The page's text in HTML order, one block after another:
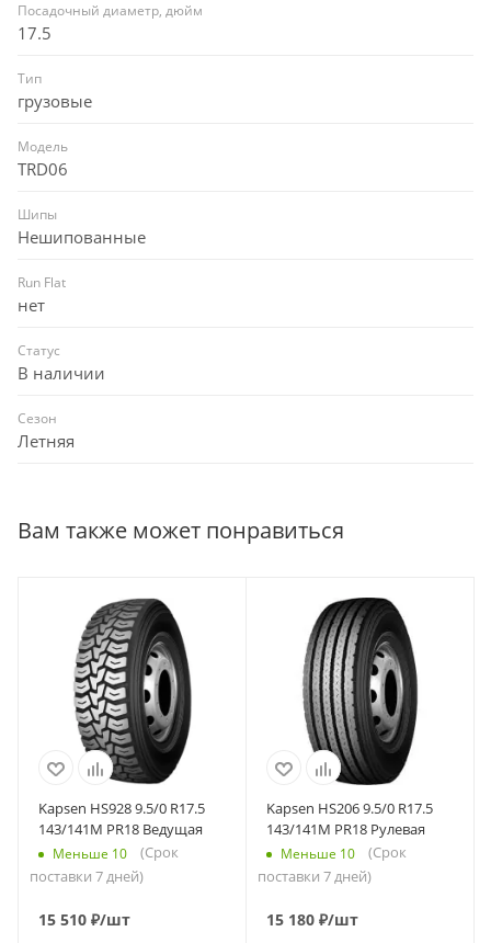
Посадочный диаметр, дюйм
17.5
Тип
грузовые
Модель
TRD06
Шипы
Нешипованные
Run Flat
нет
Статус
В наличии
Сезон
Летняя
Вам также может понравиться
Kapsen HS928 9.5/0 R17.5
143/141M PR18 Ведущая
Меньше 10
(Срок
поставки 7 дней)
15 510 ₽/шт
Kapsen HS206 9.5/0 R17.5
143/141M PR18 Рулевая
Меньше 10
(Срок
поставки 7 дней)
15 180 ₽/шт